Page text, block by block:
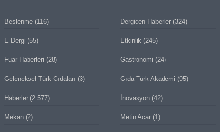
Beslenme(116) Dergiden Haberler (324)
E-Dergi (55) Etkinlik (245)
Fuar Haberleri (28) Gastronomi (24)
Geleneksel Türk Gıdaları (3) Gıda Türk Akademi (95)
Haberler(2.577) İnovasyon (42)
Mekan(2) Metin Acar (1)